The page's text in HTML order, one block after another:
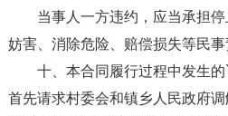
当事人一方违约，应当承担
妨害、消除危险、赔偿损失等民事
十、本合同履行过程中发生的
首先请求村委会和镇乡人民政府